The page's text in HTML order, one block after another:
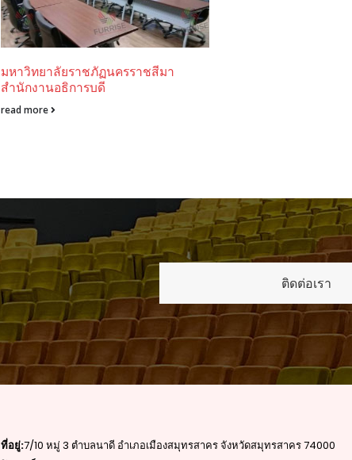
มหาวิทยาลัยราชภัฏนครราชสีมา
สำนักงานอธิการบดี
read more
ติดต่อเรา
ที่อยู่:7/10 หมู่ 3 ตำบลนาดี อำเภอเมืองสมุทรสาคร จังหวัดสมุทรสาคร 74000